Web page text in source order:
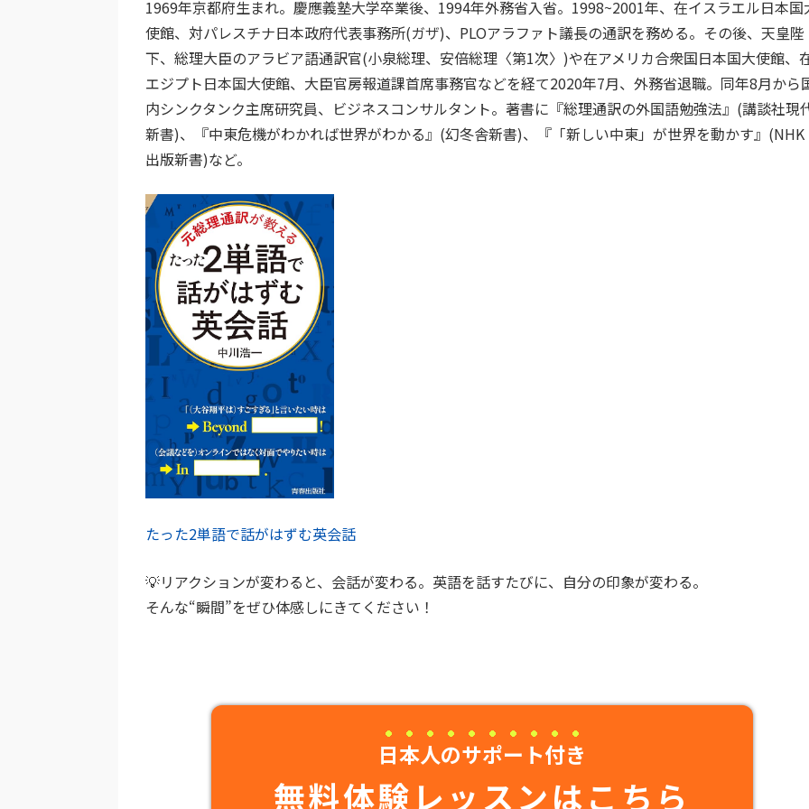
1969年京都府生まれ。慶應義塾大学卒業後、1994年外務省入省。1998~2001年、在イスラエル日本国
使館、対パレスチナ日本政府代表事務所(ガザ)、PLOアラファト議長の通訳を務める。その後、天皇陛
下、総理大臣のアラビア語通訳官(小泉総理、安倍総理〈第1次〉)や在アメリカ合衆国日本国大使館、
エジプト日本国大使館、大臣官房報道課首席事務官などを経て2020年7月、外務省退職。同年8月から
内シンクタンク主席研究員、ビジネスコンサルタント。著書に『総理通訳の外国語勉強法』(講談社現
新書)、『中東危機がわかれば世界がわかる』(幻冬舎新書)、『「新しい中東」が世界を動かす』(NHK
出版新書)など。
たった2単語で話がはずむ英会話
💡リアクションが変わると、会話が変わる。英語を話すたびに、自分の印象が変わる。
そんな“瞬間”をぜひ体感しにきてください！
日本人のサポート付き
無料体験レッスンはこちら